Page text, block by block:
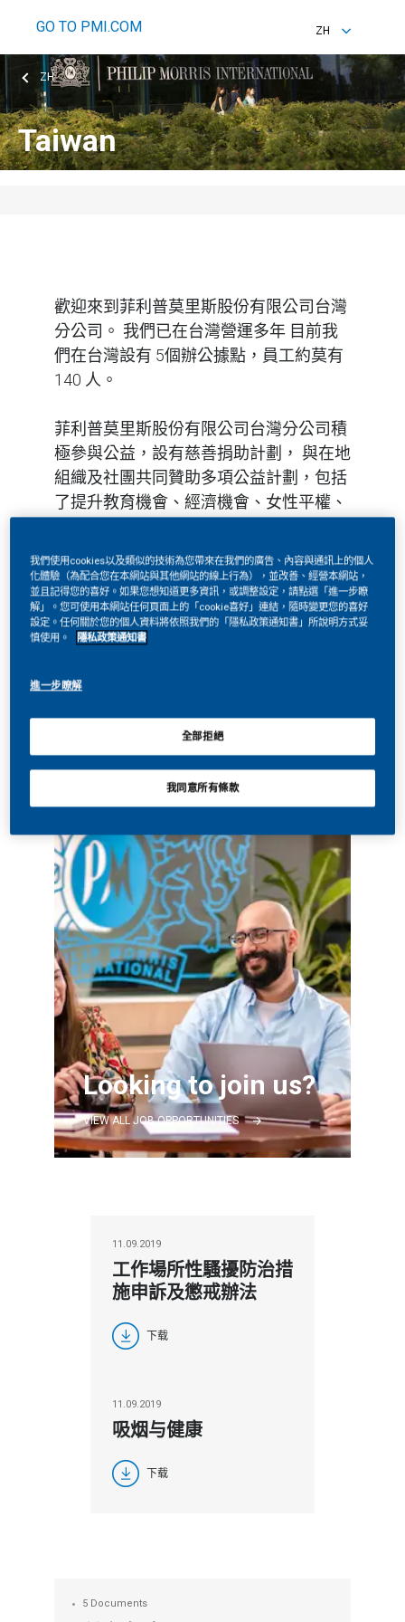
GO TO PMI.COM
ZH
EN
ZH
ZH
Taiwan
歡迎來到菲利普莫里斯股份有限公司台灣
分公司。 我們已在台灣營運多年 目前我
們在台灣設有 5個辦公據點，員工約莫有
140 人。
菲利普莫里斯股份有限公司台灣分公司積
極參與公益，設有慈善捐助計劃， 與在地
組織及社團共同贊助多項公益計劃，包括
了提升教育機會、經濟機會、女性平權、
有限公司台灣分公司在慈善捐助方面投注
許多心力，成績備受肯定，已獲頒多項殊
榮，包括在2003年獲頒行政院文化建設委
員會第六屆文馨獎銀獎。
重要記事
Looking to join us?
VIEW ALL JOB OPPORTUNITIES
11.09.2019
工作場所性騷擾防治措
施申訴及懲戒辦法
下载
11.09.2019
吸烟与健康
下载
5 Documents
我們使用cookies以及類似的技術為您帶來在我們的廣告、內容與通訊上的個人
化體驗（為配合您在本網站與其他網站的線上行為），並改善、經營本網站，
並且記得您的喜好。如果您想知道更多資訊，或調整設定，請點選「進一步瞭
解」。您可使用本網站任何頁面上的「cookie喜好」連結，隨時變更您的喜好
設定。任何關於您的個人資料將依照我們的「隱私政策通知書」所說明方式妥
慎使用。
隱私政策通知書
進一步瞭解
全部拒絕
我同意所有條款